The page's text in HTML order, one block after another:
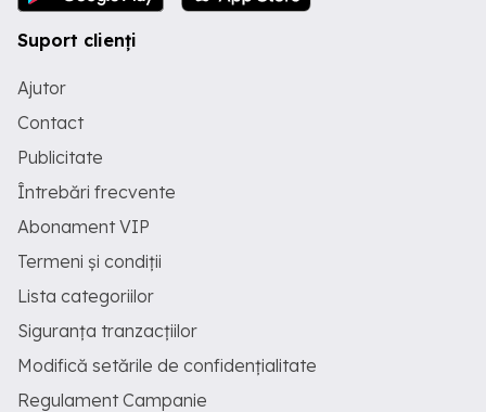
Suport clienți
Ajutor
Contact
Publicitate
Întrebări frecvente
Abonament VIP
Termeni și condiții
Lista categoriilor
Siguranța tranzacțiilor
Modifică setările de confidențialitate
Regulament Campanie